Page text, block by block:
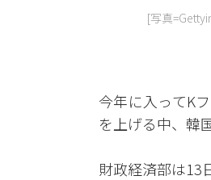
[写真
今年に入ってK
を上げる中、韓
財政経済部は13